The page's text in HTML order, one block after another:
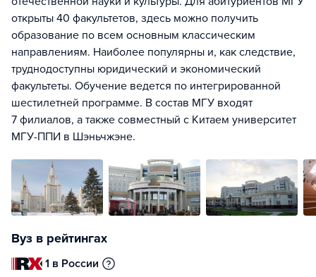
открыты 40 факультетов, здесь можно получить
образование по всем основным классическим
направлениям. Наиболее популярны и, как следствие,
труднодоступны юридический и экономический
факультеты. Обучение ведется по интегрированной
шестилетней программе. В состав МГУ входят
7 филиалов, а также совместный с Китаем университет
МГУ-ППИ в Шэньчжэне.
Вуз в рейтингах
1 в России